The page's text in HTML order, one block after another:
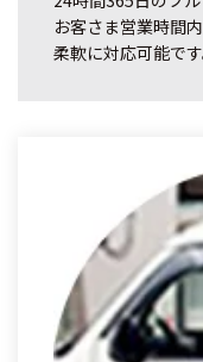
お客さま営業時間
柔軟に対応可能です